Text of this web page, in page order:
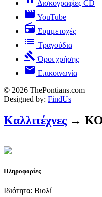
Δισκογραφίες CD
movie YouTube
radio Συμμετοχές
list Τραγούδια
gavel Όροι χρήσης
mail Επικοινωνία
© 2026 ThePontians.com
Designed by: FindUs
Καλλιτέχνες →
Πληροφορίες
Ιδιότητα: Βιολί